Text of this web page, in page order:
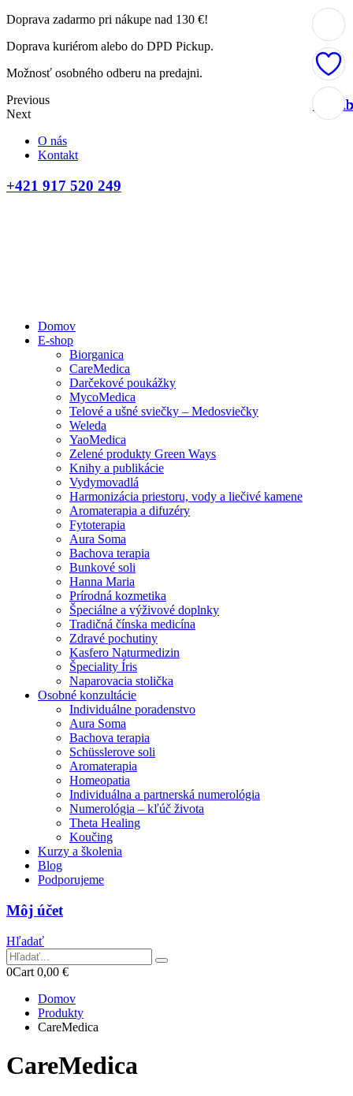
Doprava zadarmo pri nákupe nad 130 €!
Doprava kuriérom alebo do DPD Pickup.
Možnosť osobného odberu na predajni.
Previous
Next
O nás
Kontakt
+421 917 520 249
Domov
E-shop
Biorganica
CareMedica
Darčekové poukážky
MycoMedica
Telové a ušné sviečky – Medosviečky
Weleda
YaoMedica
Zelené produkty Green Ways
Knihy a publikácie
Vydymovadlá
Harmonizácia priestoru, vody a liečivé kamene
Aromaterapia a difuzéry
Fytoterapia
Aura Soma
Bachova terapia
Bunkové soli
Hanna Maria
Prírodná kozmetika
Špeciálne a výživové doplnky
Tradičná čínska medicína
Zdravé pochutiny
Kasfero Naturmedizin
Špeciality Íris
Naparovacia stolička
Osobné konzultácie
Individuálne poradenstvo
Aura Soma
Bachova terapia
Schüsslerove soli
Aromaterapia
Homeopatia
Individuálna a partnerská numerológia
Numerológia – kľúč života
Theta Healing
Koučing
Kurzy a školenia
Blog
Podporujeme
Môj účet
Hľadať
0Cart 0,00 €
Domov
Produkty
CareMedica
CareMedica